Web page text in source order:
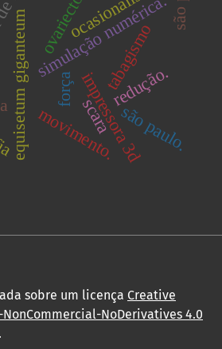
impressora 3d
scara
simulação numérica.
equisetum giganteum tabagismo
redução.
força
movimento.são paulo.
sobre um licença Creative
NoDerivatives 4.0
.